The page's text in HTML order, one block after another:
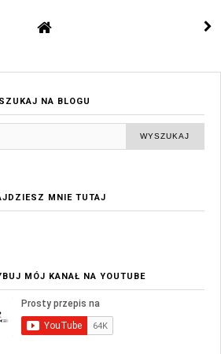
SZUKAJ NA BLOGU
MNIE TUTAJ
MÓJ KANAŁ NA YOUTUBE